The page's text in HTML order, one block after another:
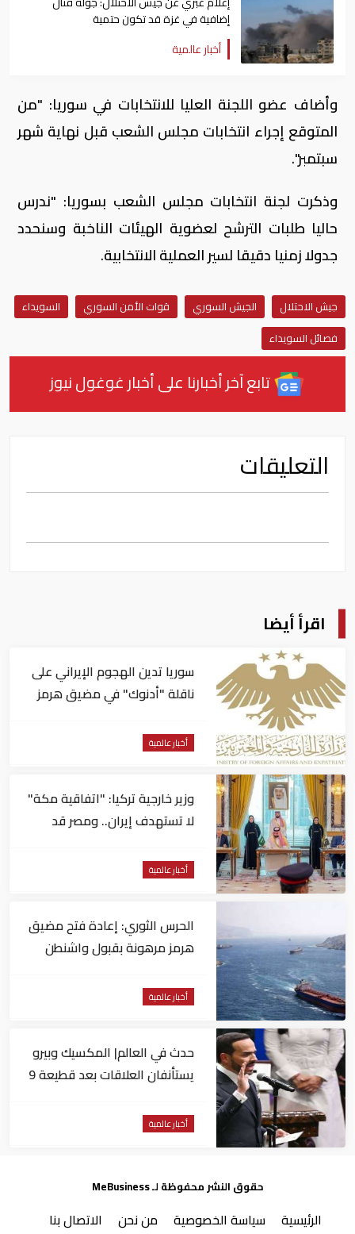
إضافية في غزة قد تكون حتمية
أخبار عالمية
وأضاف عضو اللجنة العليا للانتخابات في سوريا: "من
المتوقع إجراء انتخابات مجلس الشعب قبل نهاية شهر
سبتمبر".
وذكرت لجنة انتخابات مجلس الشعب بسوريا: "ندرس
حاليا طلبات الترشح لعضوية الهيئات الناخبة وسنحدد
جدولا زمنيا دقيقا لسير العملية الانتخابية.
جيش الاحتلال الجيش السوري قوات الأمن السوري
السويداء
فصائل السويداء
تابع آخر أخبارنا على أخبار غوغول نيوز
التعليقات
اقرأ أيضا
سوريا تدين الهجوم الإيراني على
ناقلة "أدنوك" في مضيق هرمز ‏
أخبار عالمية
وزير خارجية تركيا: "اتفاقية مكة"
لا تستهدف إيران.. ومصر قد
أخبار عالمية
الحرس الثوري: إعادة فتح مضيق
هرمز مرهونة بقبول واشنطن
أخبار عالمية
حدث في العالم| المكسيك وبيرو
يستأنفان العلاقات بعد قطيعة 9
لكولومبيا
أخبار عالمية
حقوق النشر محفوظة لـ MeBusiness
الرئيسية سياسة الخصوصية من نحن الاتصال بنا